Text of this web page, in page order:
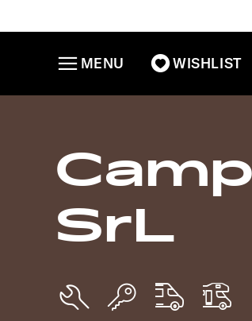
WISHLIST
MENU
SrL